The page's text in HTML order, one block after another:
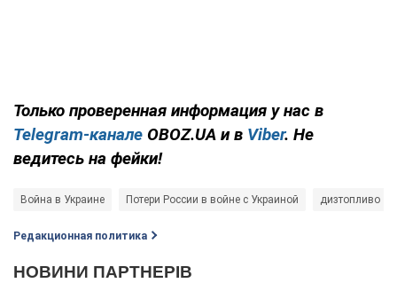
Только проверенная информация у нас в
Telegram-канале OBOZ.UA и в Viber. Не
ведитесь на фейки!
Война в Украине Потери России в войне с Украиной дизтопливо
Редакционная политика